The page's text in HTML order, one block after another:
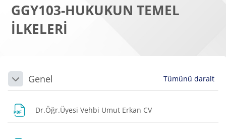
GGY103-HUKUKUN TEMEL
İLKELERİ
Bloklar
Bölüm anahatları
DaraltGenel Tümünü daralt
Dr.Öğr.Üyesi Vehbi Umut Erkan CV